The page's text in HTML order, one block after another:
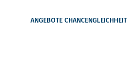
ANGEBOTE CHANCENGLEICHHEIT